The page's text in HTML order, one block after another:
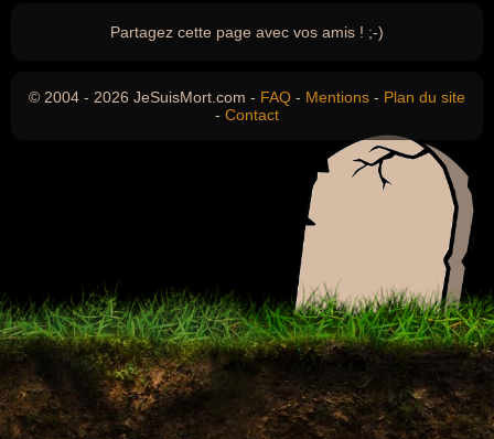
Partagez cette page avec vos amis ! ;-)
© 2004 - 2026 JeSuisMort.com - FAQ - Mentions - Plan du site
- Contact